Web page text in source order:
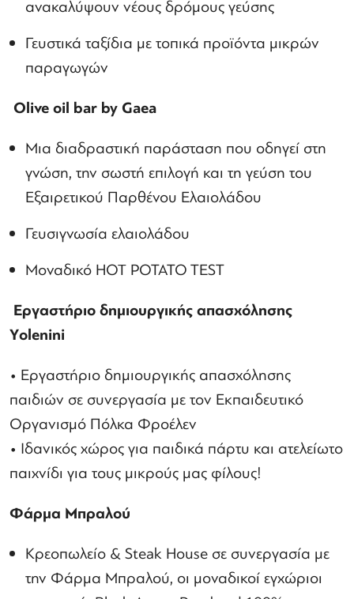
ανακαλύψουν νέους δρόμους γεύσης
Γευστικά ταξίδια με τοπικά προϊόντα μικρών
παραγωγών
Olive oil bar by Gaea
Mια διαδραστική παράσταση που οδηγεί στη
γνώση, την σωστή επιλογή και τη γεύση του
Εξαιρετικού Παρθένου Ελαιολάδου
Γευσιγνωσία ελαιολάδου
Μοναδικό ΗΟΤ POTATO TEST
Εργαστήριο δημιουργικής απασχόλησης
Υolenini
• Εργαστήριο δημιουργικής απασχόλησης
παιδιών σε συνεργασία με τον Εκπαιδευτικό
Οργανισμό Πόλκα Φροέλεν
• Ιδανικός χώρος για παιδικά πάρτυ και ατελείωτο
παιχνίδι για τους μικρούς μας φίλους!
Φάρμα Μπραλού
Κρεοπωλείο & Steak House σε συνεργασία με
την Φάρμα Μπραλού, οι μοναδικοί εγχώριοι